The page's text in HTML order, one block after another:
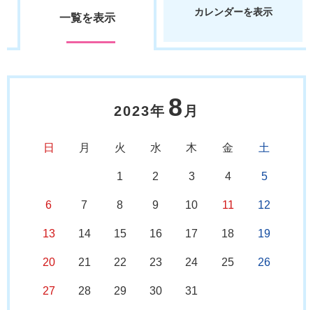
一覧を表示 カレンダーを表示
2023年 8 月
日 月 火 水 木 金 土
1 2 3 4 5
6 7 8 9 10 11 12
13 14 15 16 17 18 19
20 21 22 23 24 25 26
27 28 29 30 31